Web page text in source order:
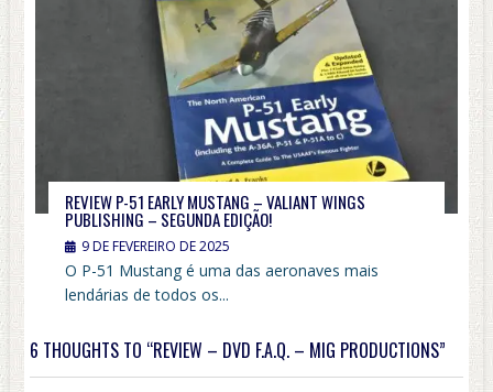
REVIEW P-51 EARLY MUSTANG – VALIANT WINGS
PUBLISHING – SEGUNDA EDIÇÃO!
9 DE FEVEREIRO DE 2025
O P-51 Mustang é uma das aeronaves mais
lendárias de todos os...
6 THOUGHTS TO “REVIEW – DVD F.A.Q. – MIG PRODUCTIONS”